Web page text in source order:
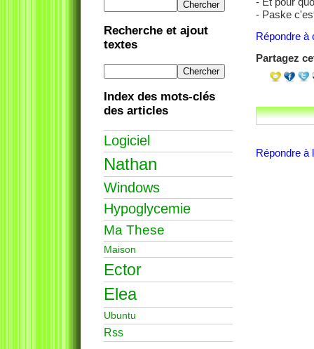
- Paske
Répondre à
Partagez
Répondre à
Recherche et ajout
textes
Index des mots-clés
des articles
Logiciel
Nathan
Windows
Hypoglycemie
Ma These
Maison
Ector
Elea
Ubuntu
Rss